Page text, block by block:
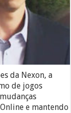
da Nexon, a
de jogos
e mantendo